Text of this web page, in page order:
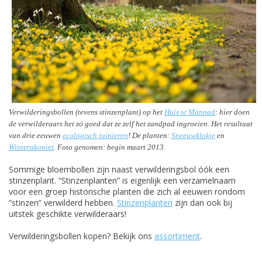
Verwilderingsbollen (tevens stinzenplant) op het Huis te Manpad: hier doen
de verwilderaars het zó goed dat ze zelf het zandpad ingroeien. Het resultaat
van drie eeuwen ecologisch tuinieren! De planten: Sneeuwklokje en
Winterakoniet. Foto genomen: begin maart 2013.
Sommige bloembollen zijn naast verwilderingsbol óók een
stinzenplant. “Stinzenplanten” is eigenlijk een verzamelnaam
voor een groep historische planten die zich al eeuwen rondom
“stinzen” verwilderd hebben. Stinzenplanten zijn dan ook bij
uitstek geschikte verwilderaars!
Verwilderingsbollen kopen? Bekijk ons assortiment.